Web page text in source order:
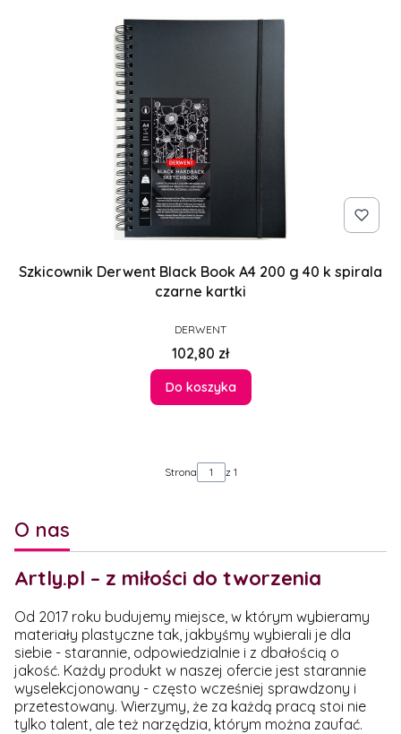
Szkicownik Derwent Black Book A4 200 g 40 k spirala
czarne kartki
PRODUCENT
DERWENT
Cena
102,80 zł
Do koszyka
Strona z 1
O nas
Artly.pl – z miłości do tworzenia
Od 2017 roku budujemy miejsce, w którym wybieramy
materiały plastyczne tak, jakbyśmy wybierali je dla
siebie - starannie, odpowiedzialnie i z dbałością o
jakość. Każdy produkt w naszej ofercie jest starannie
wyselekcjonowany - często wcześniej sprawdzony i
przetestowany. Wierzymy, że za każdą pracą stoi nie
tylko talent, ale też narzędzia, którym można zaufać.